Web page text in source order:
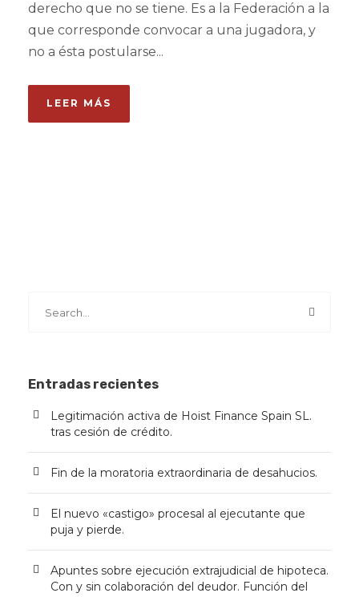
derecho que no se tiene. Es a la Federación a la
que corresponde convocar a una jugadora, y
no a ésta postularse...
LEER MÁS
Entradas recientes
Legitimación activa de Hoist Finance Spain SL.
tras cesión de crédito.
Fin de la moratoria extraordinaria de desahucios.
El nuevo «castigo» procesal al ejecutante que
puja y pierde.
Apuntes sobre ejecución extrajudicial de hipoteca.
Con y sin colaboración del deudor. Función del